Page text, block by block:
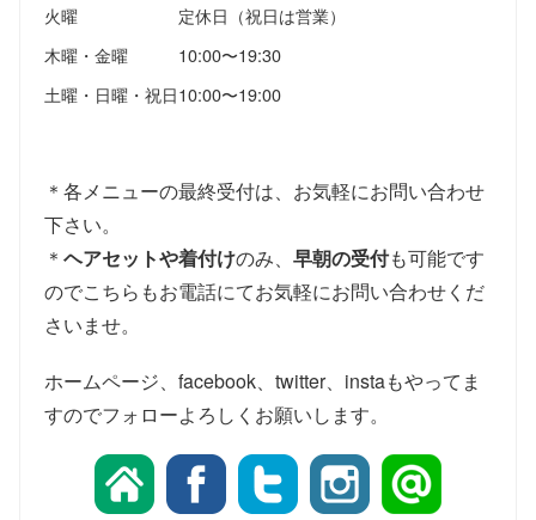
火曜
定休日（祝日は営業）
木曜・金曜
10:00〜19:30
土曜・日曜・祝日10:00〜19:00
＊各メニューの最終受付は、お気軽にお問い合わせ
下さい。
＊ ヘアセットや着付けのみ、 早朝の受付も可能です
のでこちらもお電話にてお気軽にお問い合わせくだ
さいませ。
ホームページ、facebook、twitter、instaもやってま
すのでフォローよろしくお願いします。